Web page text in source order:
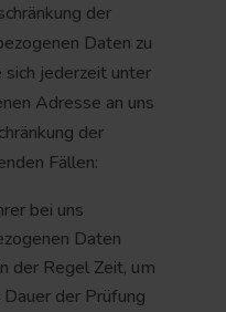
der
Daten zu
sich jederzeit unter
Adresse an uns
der
Fällen:
bei uns
Daten
der Regel Zeit, um
der Prüfung